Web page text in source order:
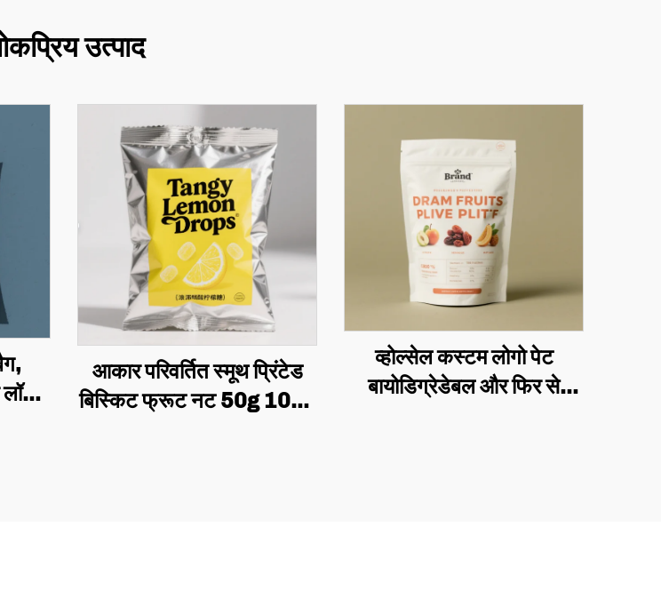
उत्पाद
लॉक
आकार परिवर्तित स्मूथ प्रिंटेड
बिस्किट फ्रूट नट 50g 100g
व्होल्सेल कस्टम लोगो पेट
बायोडिग्रेडेबल और फिर से